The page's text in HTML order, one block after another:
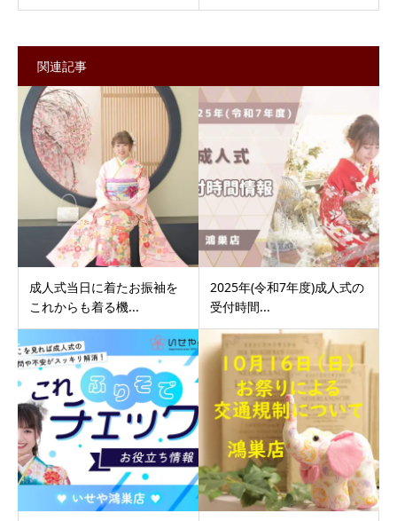
関連記事
成人式当日に着たお振袖を
これからも着る機...
2025年(令和7年度)成人式の
受付時間...